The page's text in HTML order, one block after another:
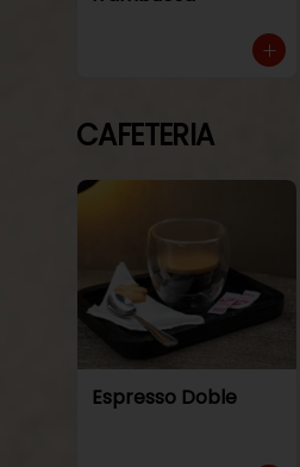
CAFETERIA
Espresso Doble